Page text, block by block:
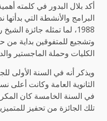
أكد بلال البدور في كلمته
البرامج والأنشطة التي
1988، لما تمثله جائزة
وتشجيع للمتفوقين بداية من
الكليات وحملة الماجستير
ويذكر أنه في السنة الأولى
تلك الجائزة من تحفيز